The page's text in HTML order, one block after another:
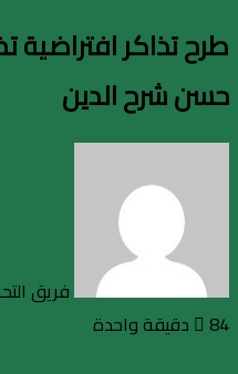
طرح تذاكر
حسن شرح الدين
فريق
84
دقيقة واحدة